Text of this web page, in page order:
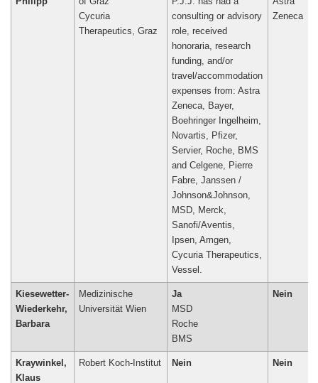
Cycuria
Therapeutics, Graz
consulting or advisory
role, received
honoraria, research
funding, and/or
travel/accommodation
expenses from: Astra
Zeneca, Bayer,
Boehringer Ingelheim,
Novartis, Pfizer,
Servier, Roche, BMS
and Celgene, Pierre
Fabre, Janssen /
Johnson&Johnson,
MSD, Merck,
Sanofi/Aventis,
Ipsen, Amgen,
Cycuria Therapeutics,
Vessel.
Zeneca
Kiesewetter-
Wiederkehr,
Barbara
Medizinische
Universität Wien
Ja
MSD
Roche
BMS
Nein
Kraywinkel,
Klaus
Robert Koch-Institut Nein Nein